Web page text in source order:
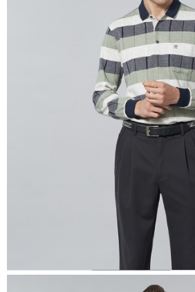
每筆NT$60，滿NT$1,200(含以上)免運費
每筆NT$80，滿NT$1,200(含以上)免運費
每筆NT$80，滿NT$1,200(含以上)免運費